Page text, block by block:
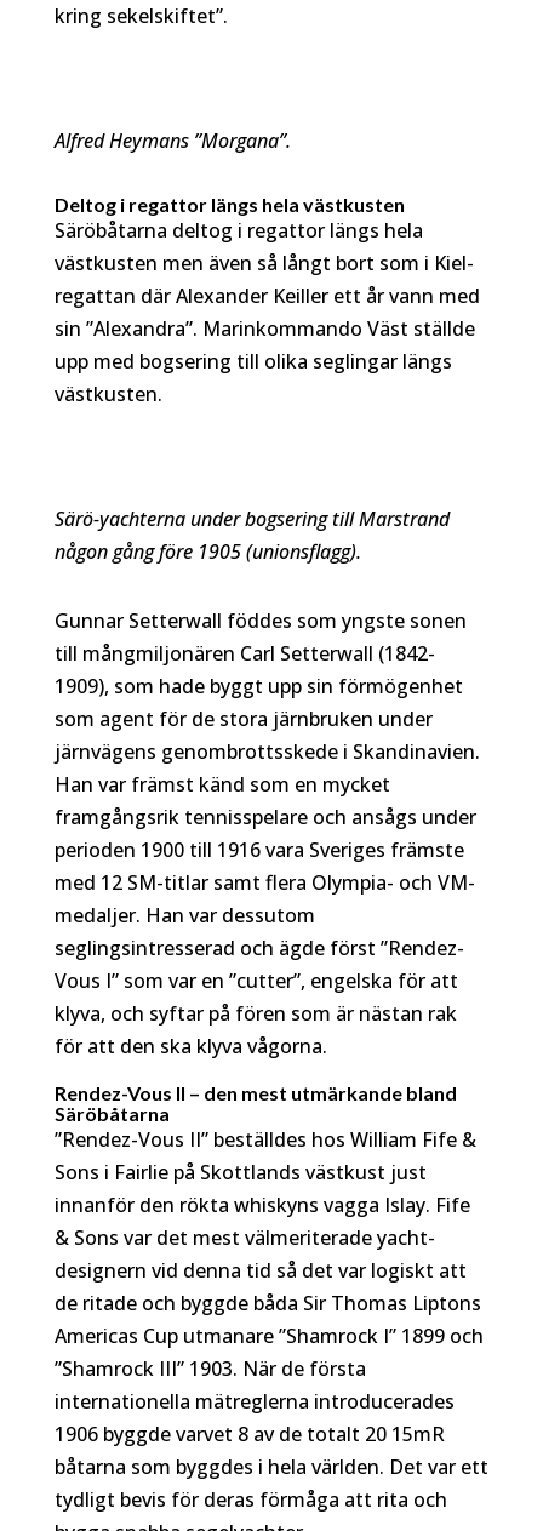
kring sekelskiftet”.
Alfred Heymans ”Morgana”.
Deltog i regattor längs hela västkusten
Säröbåtarna deltog i regattor längs hela
västkusten men även så långt bort som i Kiel-
regattan där Alexander Keiller ett år vann med
sin ”Alexandra”. Marinkommando Väst ställde
upp med bogsering till olika seglingar längs
västkusten.
Särö-yachterna under bogsering till Marstrand
någon gång före 1905 (unionsflagg).
Gunnar Setterwall föddes som yngste sonen
till mångmiljonären Carl Setterwall (1842-
1909), som hade byggt upp sin förmögenhet
som agent för de stora järnbruken under
järnvägens genombrottsskede i Skandinavien.
Han var främst känd som en mycket
framgångsrik tennisspelare och ansågs under
perioden 1900 till 1916 vara Sveriges främste
med 12 SM-titlar samt flera Olympia- och VM-
medaljer. Han var dessutom
seglingsintresserad och ägde först ”Rendez-
Vous I” som var en ”cutter”, engelska för att
klyva, och syftar på fören som är nästan rak
för att den ska klyva vågorna.
Rendez-Vous II – den mest utmärkande bland
Säröbåtarna
”Rendez-Vous II” beställdes hos William Fife &
Sons i Fairlie på Skottlands västkust just
innanför den rökta whiskyns vagga Islay. Fife
& Sons var det mest välmeriterade yacht-
designern vid denna tid så det var logiskt att
de ritade och byggde båda Sir Thomas Liptons
Americas Cup utmanare ”Shamrock I” 1899 och
”Shamrock III” 1903. När de första
internationella mätreglerna introducerades
1906 byggde varvet 8 av de totalt 20 15mR
båtarna som byggdes i hela världen. Det var ett
tydligt bevis för deras förmåga att rita och